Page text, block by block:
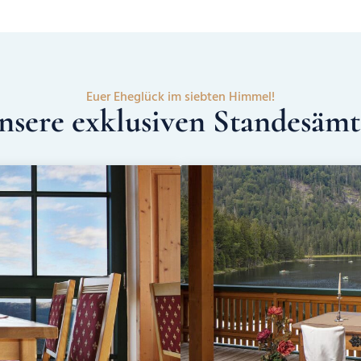
Euer Eheglück im siebten Himmel!
exklusiven